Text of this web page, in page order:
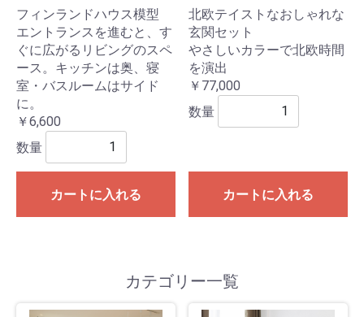
フィンランドハウス模型
エントランスを進むと、す
ぐに広がるリビングのスペ
ース。キッチンは奥、寝
室・バスルームはサイド
に。
￥6,600
数量
カートに入れる
北欧テイストなおしゃれな
玄関セット
やさしいカラーで北欧時間
を演出
￥77,000
数量
カートに入れる
カテゴリー一覧